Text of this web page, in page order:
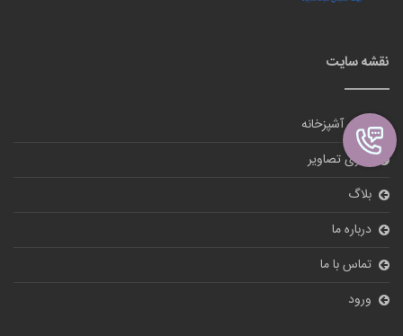
نقشه سایت
لوازم آشپزخانه
گالری تصاویر
بلاگ
درباره ما
تماس با ما
ورود